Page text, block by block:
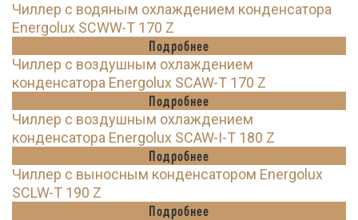
Чиллер с водяным охлаждением конденсатора
Energolux SCWW-T 170 Z
Подробнее
Чиллер с воздушным охлаждением
конденсатора Energolux SCAW-T 170 Z
Подробнее
Чиллер с воздушным охлаждением
конденсатора Energolux SCAW-I-T 180 Z
Подробнее
Чиллер с выносным конденсатором Energolux
SCLW-T 190 Z
Подробнее